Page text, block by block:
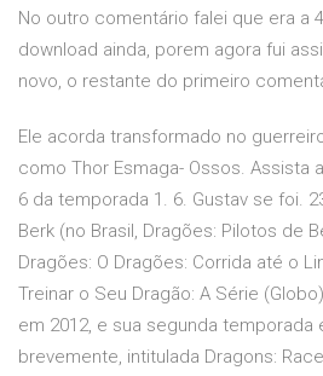
No outro comentário falei que era a
download ainda, porem agora fui
novo, o restante do primeiro
Ele acorda transformado no
como Thor Esmaga- Ossos. Assista
6 da temporada 1. 6. Gustav se foi.
Berk (no Brasil, Dragões: Pilotos de
Dragões: O Dragões: Corrida até o
Treinar o Seu Dragão: A Série
em 2012, e sua segunda temporada
brevemente, intitulada Dragons: